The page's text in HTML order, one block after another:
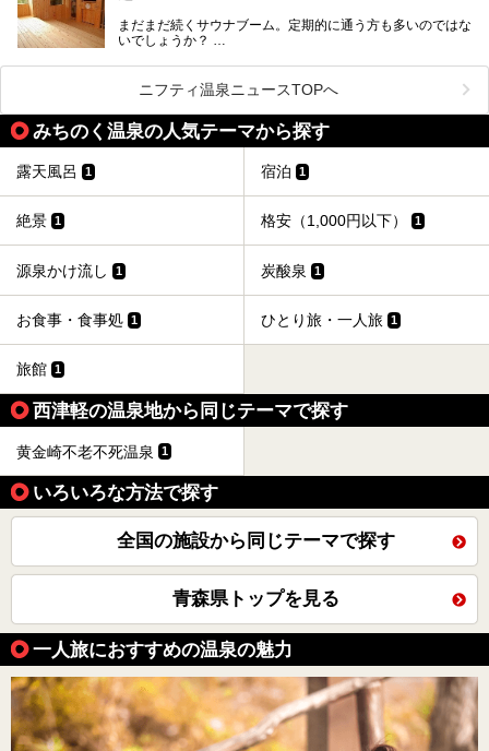
まだまだ続くサウナブーム。定期的に通う方も多いのではな
いでしょうか？
そこでコスパ抜群！1,000円以下でサウナを楽しめる施設を
紹介します。
格安でも充実の施設でサウナを楽しみませんか？
今回は青森県にある1,000円以下のおすすめサウナ施設を紹
ニフティ温泉ニュースTOPへ
みちのく温泉の人気テーマから探す
露天風呂 1 宿泊 1
絶景 1 格安（1,000円以下） 1
源泉かけ流し 1 炭酸泉 1
お食事・食事処 1 ひとり旅・一人旅 1
旅館 1
西津軽の温泉地から同じテーマで探す
黄金崎不老不死温泉 1
いろいろな方法で探す
全国の施設から同じテーマで探す
青森県トップを見る
一人旅におすすめの温泉の魅力